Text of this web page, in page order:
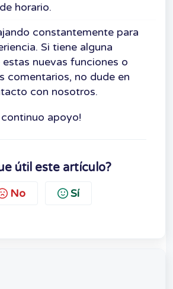
horario.
constantemente para
Si tiene alguna
nuevas funciones o
comentarios, no dude en
con nosotros.
continuo apoyo!
útil este artículo?
No Sí